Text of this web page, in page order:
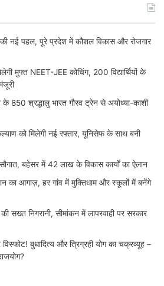
नई पहल, पूरे प्रदेश में कौशल विकास और रोजगार
मुफ्त NEET-JEE कोचिंग, 200 विद्यार्थियों के
के 850 श्रद्धालु भारत गौरव ट्रेन से अयोध्या-काशी
को मिलेगी नई रफ्तार, यूनिसेफ के साथ बनी
बहेसर में 42 लाख के विकास कार्यों का ऐलान
का आगाज़, हर गांव में मुक्तिधाम और स्कूलों में बनेंगे
सख्त निगरानी, सीमांकन में लापरवाही पर सरकार
बुधादित्य और त्रिग्रही योग का चक्रव्यूह –